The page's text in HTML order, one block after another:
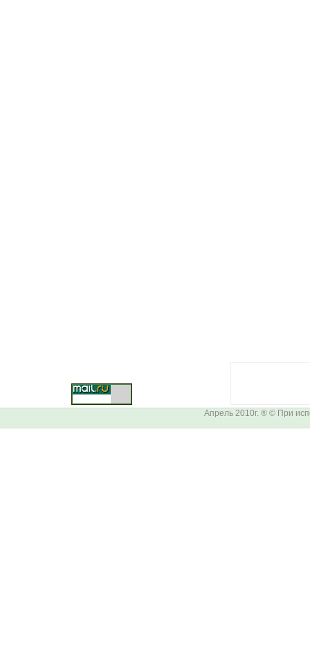
Апрель 2010г. ® © При